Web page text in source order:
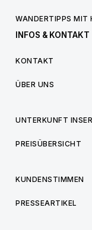
WANDERTIPPS MIT
INFOS & KONTAKT
KONTAKT
ÜBER UNS
UNTERKUNFT
PREISÜBERSICHT
KUNDENSTIMMEN
PRESSEARTIKEL